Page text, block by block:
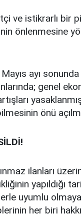
ve istikrarlı bir
önlenmesine
Mayıs ayı
genel
önü
ilanları
yapıldığı
uyumlu
her biri